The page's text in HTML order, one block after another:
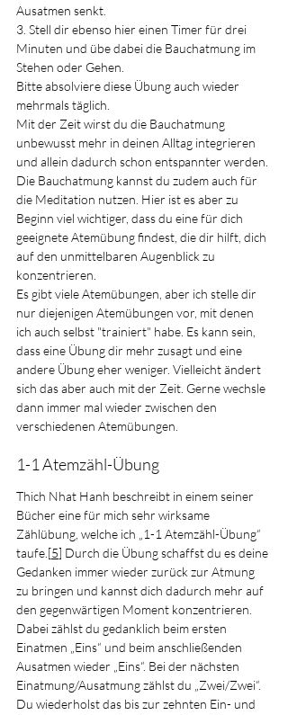
Ausatmen senkt.
3. Stell dir ebenso hier einen Timer für drei
Minuten und übe dabei die Bauchatmung im
Stehen oder Gehen.
Bitte absolviere diese Übung auch wieder
mehrmals täglich.
Mit der Zeit wirst du die Bauchatmung
unbewusst mehr in deinen Alltag integrieren
und allein dadurch schon entspannter werden.
Die Bauchatmung kannst du zudem auch für
die Meditation nutzen. Hier ist es aber zu
Beginn viel wichtiger, dass du eine für dich
geeignete Atemübung findest, die dir hilft, dich
auf den unmittelbaren Augenblick zu
konzentrieren.
Es gibt viele Atemübungen, aber ich stelle dir
nur diejenigen Atemübungen vor, mit denen
ich auch selbst "trainiert" habe. Es kann sein,
dass eine Übung dir mehr zusagt und eine
andere Übung eher weniger. Vielleicht ändert
sich das aber auch mit der Zeit. Gerne wechsle
dann immer mal wieder zwischen den
verschiedenen Atemübungen.
1-1 Atemzähl-Übung
Thich Nhat Hanh beschreibt in einem seiner
Bücher eine für mich sehr wirksame
Zählübung, welche ich „1-1 Atemzähl-Übung“
taufe.[5] Durch die Übung schaffst du es deine
Gedanken immer wieder zurück zur Atmung
zu bringen und kannst dich dadurch mehr auf
den gegenwärtigen Moment konzentrieren.
Dabei zählst du gedanklich beim ersten
Einatmen „Eins“ und beim anschließenden
Ausatmen wieder „Eins“. Bei der nächsten
Einatmung/Ausatmung zählst du „Zwei/Zwei“.
Du wiederholst das bis zur zehnten Ein- und